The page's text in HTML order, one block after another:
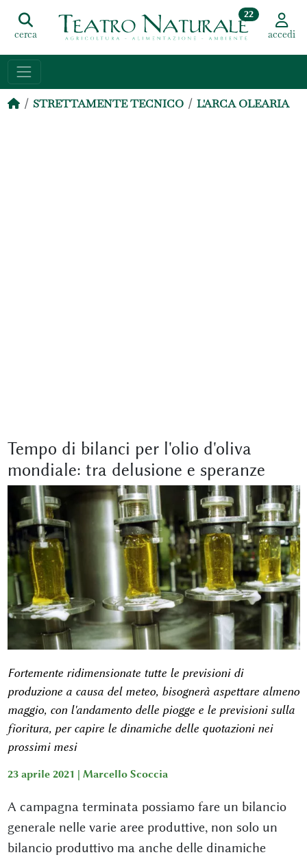
cerca
22
accedi
STRETTAMENTE TECNICO L'ARCA OLEARIA
Tempo di bilanci per l'olio d'oliva
mondiale: tra delusione e speranze
Fortemente ridimensionate tutte le previsioni di
produzione a causa del meteo, bisognerà aspettare almeno
maggio, con l'andamento delle piogge e le previsioni sulla
fioritura, per capire le dinamiche delle quotazioni nei
prossimi mesi
23 aprile 2021 | Marcello Scoccia
A campagna terminata possiamo fare un bilancio
generale nelle varie aree produttive, non solo un
bilancio produttivo ma anche delle dinamiche